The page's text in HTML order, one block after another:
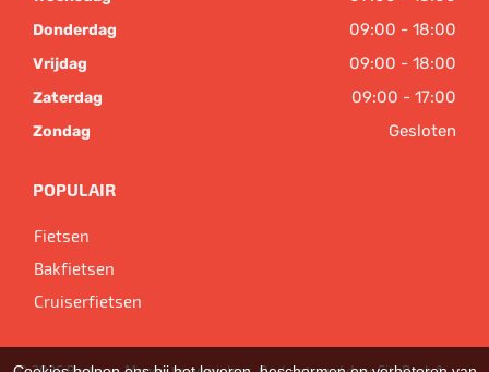
Donderdag 09:00 - 18:00
Vrijdag 09:00 - 18:00
Zaterdag 09:00 - 17:00
Zondag Gesloten
POPULAIR
Fietsen
Bakfietsen
Cruiserfietsen